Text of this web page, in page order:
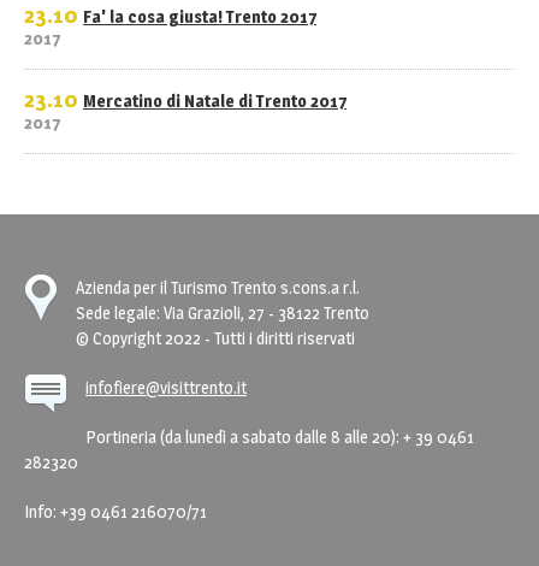
23.10
2017
Fa' la cosa giusta! Trento 2017
23.10
2017
Mercatino di Natale di Trento 2017
Azienda per il Turismo Trento s.cons.a r.l.
Sede legale: Via Grazioli, 27 - 38122 Trento
© Copyright 2022 - Tutti i diritti riservati
infofiere@visittrento.it
Portineria (da lunedì a sabato dalle 8 alle 20): + 39 0461
282320
Info: +39 0461 216070/71